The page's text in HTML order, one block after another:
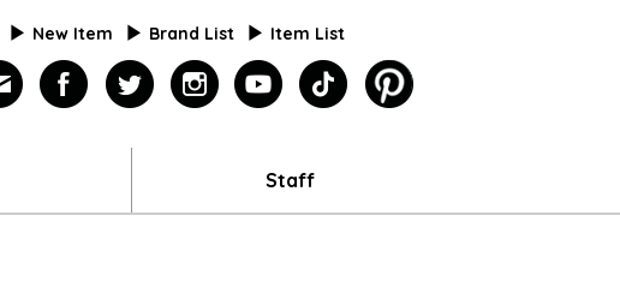
New Item Brand List Item List
pinterest
tiktok
youtube
instagram
twitter
facebook
mailmagazine
Staff